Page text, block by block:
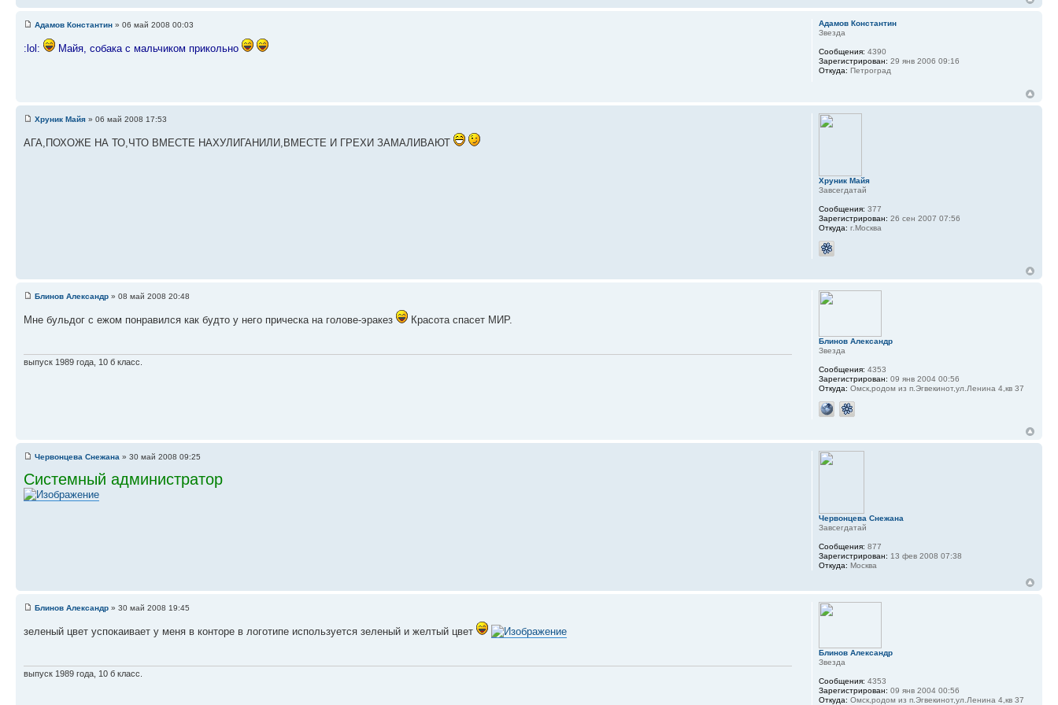
Адамов Константин » 06 май 2008 00:03
:lol: Майя, собака с мальчиком прикольно
Адамов Константин
Звезда
Сообщения: 4390
Зарегистрирован: 29 янв 2006 09:16
Откуда: Петроград
Хруник Майя » 06 май 2008 17:53
АГА,ПОХОЖЕ НА ТО,ЧТО ВМЕСТЕ НАХУЛИГАНИЛИ,ВМЕСТЕ И ГРЕХИ ЗАМАЛИВАЮТ
Хруник Майя
Завсегдатай
Сообщения: 377
Зарегистрирован: 26 сен 2007 07:56
Откуда: г.Москва
Блинов Александр » 08 май 2008 20:48
Мне бульдог с ежом понравился как будто у него прическа на голове-эракез Красота спасет МИР.
выпуск 1989 года, 10 б класс.
Блинов Александр
Звезда
Сообщения: 4353
Зарегистрирован: 09 янв 2004 00:56
Откуда: Омск,родом из п.Эгвекинот,ул.Ленина 4,кв 37
Червонцева Снежана » 30 май 2008 09:25
Системный администратор
Червонцева Снежана
Завсегдатай
Сообщения: 877
Зарегистрирован: 13 фев 2008 07:38
Откуда: Москва
Блинов Александр » 30 май 2008 19:45
зеленый цвет успокаивает у меня в конторе в логотипе используется зеленый и желтый цвет
выпуск 1989 года, 10 б класс.
Блинов Александр
Звезда
Сообщения: 4353
Зарегистрирован: 09 янв 2004 00:56
Откуда: Омск,родом из п.Эгвекинот,ул.Ленина 4,кв 37